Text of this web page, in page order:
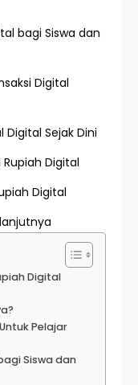
bagi Siswa dan
Digital
Digital Sejak Dini
Digital
Digital
Digital
Pelajar
Siswa dan